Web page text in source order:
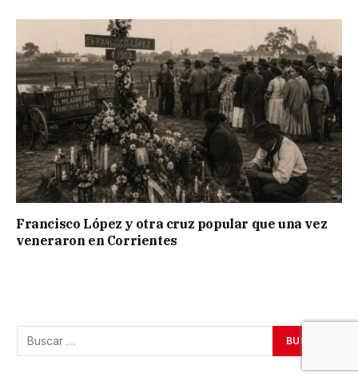
Francisco López y otra cruz popular que una vez
veneraron en Corrientes